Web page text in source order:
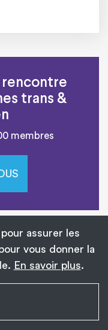
rencontre
trans &
membres
assurer les
vous donner la
En savoir plus.